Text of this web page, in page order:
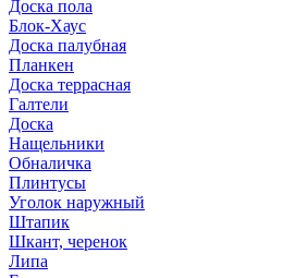
Доска пола
Блок-Хаус
Доска палубная
Планкен
Доска террасная
Галтели
Доска
Нащельники
Обналичка
Плинтусы
Уголок наружный
Штапик
Шкант, черенок
Липа